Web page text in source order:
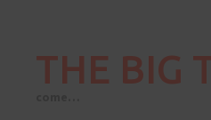
THE BIG